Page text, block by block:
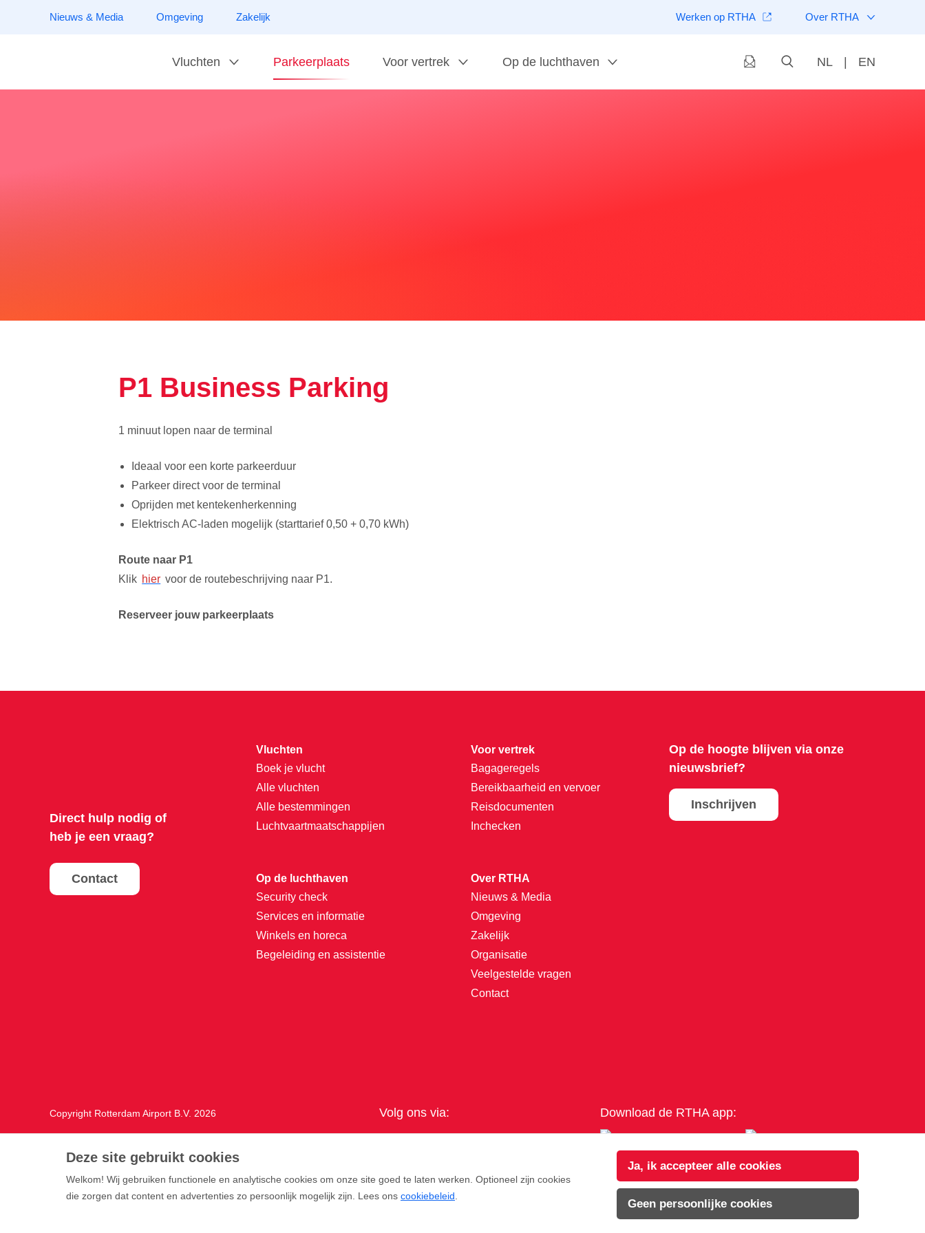
Deze site gebruikt cookies
Welkom! Wij gebruiken functionele en analytische cookies om onze site goed te laten werken. Optioneel zijn cookies
die zorgen dat content en advertenties zo persoonlijk mogelijk zijn. Lees ons cookiebeleid
Ja, ik accepteer alle cookies
Geen persoonlijke cookies
Nieuws & Media Omgeving Zakelijk Werken op RTHA Over RTHA
Vluchten Parkeerplaats Voor vertrek Op de luchthaven NL | EN
P1 Business Parking
1 minuut lopen naar de terminal
Ideaal voor een korte parkeerduur
Parkeer direct voor de terminal
Oprijden met kentekenherkenning
Elektrisch AC-laden mogelijk (starttarief 0,50 + 0,70 kWh)
Route naar P1
Klik hier voor de routebeschrijving naar P1.
Reserveer jouw parkeerplaats
Direct hulp nodig of
heb je een vraag?
Contact
Vluchten
Boek je vlucht
Alle vluchten
Alle bestemmingen
Luchtvaartmaatschappijen
Voor vertrek
Bagageregels
Bereikbaarheid en vervoer
Reisdocumenten
Inchecken
Op de luchthaven
Security check
Services en informatie
Winkels en horeca
Begeleiding en assistentie
Over RTHA
Nieuws & Media
Omgeving
Zakelijk
Organisatie
Veelgestelde vragen
Contact
Op de hoogte blijven via onze
nieuwsbrief?
Inschrijven
Copyright Rotterdam Airport B.V. 2026 Volg ons via: Download de RTHA app: